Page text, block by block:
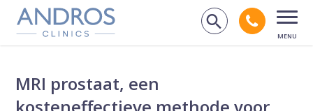
Navigatie overslaan
Zoek op
Bel
MRI prostaat, een
kosteneffectieve methode voor